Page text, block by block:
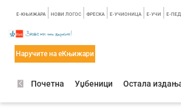
E-КЊИЖАРА НОВИ ЛОГОС ФРЕСКА E-УЧИОНИЦА E-УЧИ Е-
Наручите на еКњижари
Почетна Уџбеници Остала